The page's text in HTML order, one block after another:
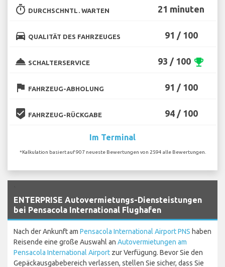
timer DURCHSCHNTL. WARTEN 21 minuten
directions_car QUALITÄT DES FAHRZEUGES 91 / 100
room_service SCHALTERSERVICE 93 / 100 emoji_events
flag FAHRZEUG-ABHOLUNG 91 / 100
beenhere FAHRZEUG-RÜCKGABE 94 / 100
Im Terminal
*Kalkulation basiert auf 907 neueste Bewertungen von 2594 alle Bewertungen.
ENTERPRISE Autovermietungs-Diensteistungen
bei Pensacola International Flughafen
Nach der Ankunft am Pensacola International Airport PNS haben
Reisende eine große Auswahl an Autovermietungen am
Pensacola International Airport zur Verfügung. Bevor Sie den
Gepäckausgabebereich verlassen, stellen Sie sicher, dass Sie